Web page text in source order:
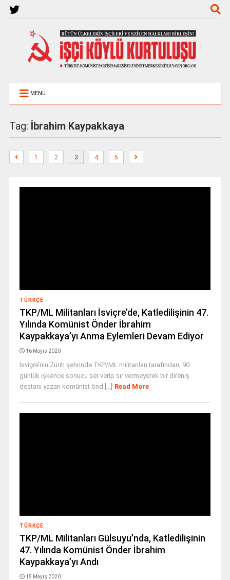
MENU
Tag: İbrahim Kaypakkaya
1 2 3 4 5
TÜRKÇE
TKP/ML Militanları İsviçre’de, Katledilişinin 47.
Yılında Komünist Önder İbrahim
Kaypakkaya’yı Anma Eylemleri Devam Ediyor
16 Mayıs 2020
İsviçre’nin Zürih şehrinde TKP/ML militanları tarafından, 90
günlük işkence sonucu ser verip sır vermeyerek bir direniş
destanı yazan komünist önd [...] Read More
TÜRKÇE
TKP/ML Militanları Gülsuyu’nda, Katledilişinin
47. Yılında Komünist Önder İbrahim
Kaypakkaya’yı Andı
15 Mayıs 2020